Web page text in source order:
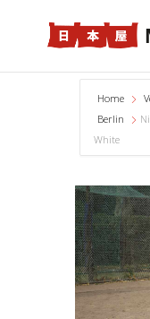
Home
Berlin
White